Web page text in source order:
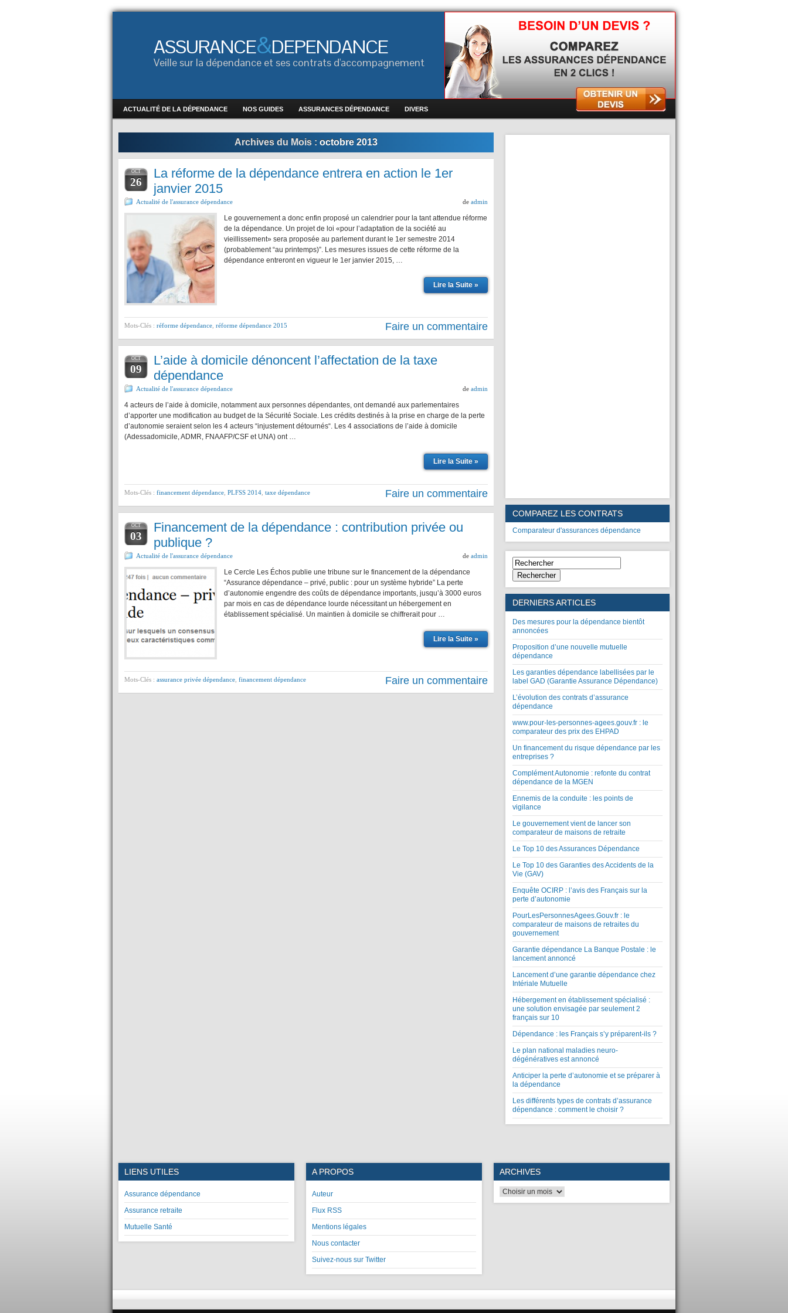
ASSURANCE&DEPENDANCE
Veille sur la dépendance et ses contrats d'accompagnement
ACTUALITÉ DE LA DÉPENDANCE NOS GUIDES ASSURANCES DÉPENDANCE DIVERS
Archives du Mois : octobre 2013
OCT
26
La réforme de la dépendance entrera en action le 1er
janvier 2015
Actualité de l'assurance dépendance de admin
Le gouvernement a donc enfin proposé un calendrier pour la tant attendue réforme
de la dépendance. Un projet de loi «pour l’adaptation de la société au
vieillissement» sera proposée au parlement durant le 1er semestre 2014
(probablement “au printemps)”. Les mesures issues de cette réforme de la
dépendance entreront en vigueur le 1er janvier 2015, …
Lire la Suite »
Mots-Clés : réforme dépendance réforme dépendance 2015 Faire un commentaire
OCT
09
L’aide à domicile dénoncent l’affectation de la taxe
dépendance
Actualité de l'assurance dépendance de admin
4 acteurs de l’aide à domicile, notamment aux personnes dépendantes, ont demandé aux parlementaires
d’apporter une modification au budget de la Sécurité Sociale. Les crédits destinés à la prise en charge de la perte
d’autonomie seraient selon les 4 acteurs “injustement détournés“. Les 4 associations de l’aide à domicile
(Adessadomicile, ADMR, FNAAFP/CSF et UNA) ont …
Lire la Suite »
Mots-Clés : financement dépendance PLFSS 2014 taxe dépendance Faire un commentaire
OCT
03
Financement de la dépendance : contribution privée ou
publique ?
Actualité de l'assurance dépendance de admin
Le Cercle Les Échos publie une tribune sur le financement de la dépendance
“Assurance dépendance – privé, public : pour un système hybride” La perte
d’autonomie engendre des coûts de dépendance importants, jusqu’à 3000 euros
par mois en cas de dépendance lourde nécessitant un hébergement en
établissement spécialisé. Un maintien à domicile se chiffrerait pour …
Lire la Suite »
Mots-Clés : assurance privée dépendance financement dépendance Faire un commentaire
COMPAREZ LES CONTRATS
Comparateur d'assurances dépendance
Rechercher
DERNIERS ARTICLES
Des mesures pour la dépendance bientôt
annoncées
Proposition d’une nouvelle mutuelle
dépendance
Les garanties dépendance labellisées par le
label GAD (Garantie Assurance Dépendance)
L’évolution des contrats d’assurance
dépendance
www.pour-les-personnes-agees.gouv.fr : le
comparateur des prix des EHPAD
Un financement du risque dépendance par les
entreprises ?
Complément Autonomie : refonte du contrat
dépendance de la MGEN
Ennemis de la conduite : les points de
vigilance
Le gouvernement vient de lancer son
comparateur de maisons de retraite
Le Top 10 des Assurances Dépendance
Le Top 10 des Garanties des Accidents de la
Vie (GAV)
Enquête OCIRP : l’avis des Français sur la
perte d’autonomie
PourLesPersonnesAgees.Gouv.fr : le
comparateur de maisons de retraites du
gouvernement
Garantie dépendance La Banque Postale : le
lancement annoncé
Lancement d’une garantie dépendance chez
Intériale Mutuelle
Hébergement en établissement spécialisé :
une solution envisagée par seulement 2
français sur 10
Dépendance : les Français s’y préparent-ils ?
Le plan national maladies neuro-
dégénératives est annoncé
Anticiper la perte d’autonomie et se préparer à
la dépendance
Les différents types de contrats d’assurance
dépendance : comment le choisir ?
LIENS UTILES
Assurance dépendance
Assurance retraite
Mutuelle Santé
A PROPOS
Auteur
Flux RSS
Mentions légales
Nous contacter
Suivez-nous sur Twitter
ARCHIVES